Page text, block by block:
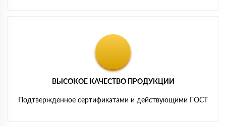
ВЫСОКОЕ КАЧЕСТВО ПРОДУКЦИИ
Подтвержденное сертификатами и действующими ГОСТ